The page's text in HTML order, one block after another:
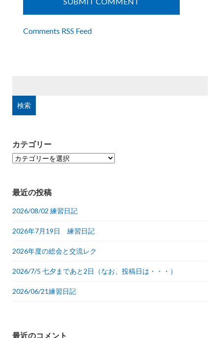
Comments RSS Feed
カテゴリー
カ
リ
ー
最近の投稿
2026/08/02 練習日記
2026年7月19日 練習日記
2026年度の総会と交流レク
2026/7/5 七夕まであと2日（なお、投稿日は・・・）
2026/06/21練習日記
最近のコメント